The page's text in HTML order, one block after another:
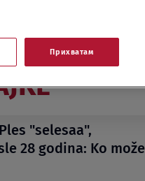
"selesaa",
28 godina: Ko može
Прихватам